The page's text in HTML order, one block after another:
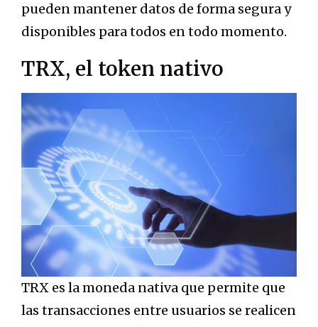
pueden mantener datos de forma segura y
disponibles para todos en todo momento.
TRX, el token nativo
TRX es la moneda nativa que permite que
las transacciones entre usuarios se realicen